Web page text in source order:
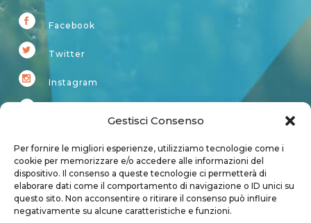
Gestisci Consenso
Per fornire le migliori esperienze, utilizziamo tecnologie come i
cookie per memorizzare e/o accedere alle informazioni del
dispositivo. Il consenso a queste tecnologie ci permetterà di
elaborare dati come il comportamento di navigazione o ID unici su
questo sito. Non acconsentire o ritirare il consenso può influire
negativamente su alcune caratteristiche e funzioni.
Facebook
Twitter
Instagram
Account
Login